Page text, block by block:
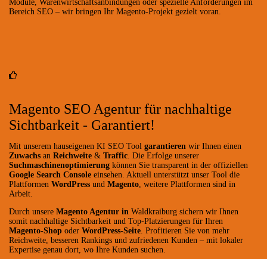
Module, Warenwirtschaftsanbindungen oder spezielle Anforderungen im
Bereich SEO – wir bringen Ihr Magento-Projekt gezielt voran.
Magento SEO Agentur für nachhaltige
Sichtbarkeit - Garantiert!
Mit unserem hauseigenen KI SEO Tool garantieren wir Ihnen einen
Zuwachs an Reichweite & Traffic . Die Erfolge unserer
Suchmaschinenoptimierung können Sie transparent in der offiziellen
Google Search Console einsehen. Aktuell unterstützt unser Tool die
Plattformen WordPress und Magento , weitere Plattformen sind in
Arbeit.
Durch unsere Magento Agentur in Waldkraiburg sichern wir Ihnen
somit nachhaltige Sichtbarkeit und Top-Platzierungen für Ihren
Magento-Shop oder WordPress-Seite . Profitieren Sie von mehr
Reichweite, besseren Rankings und zufriedenen Kunden – mit lokaler
Expertise genau dort, wo Ihre Kunden suchen.